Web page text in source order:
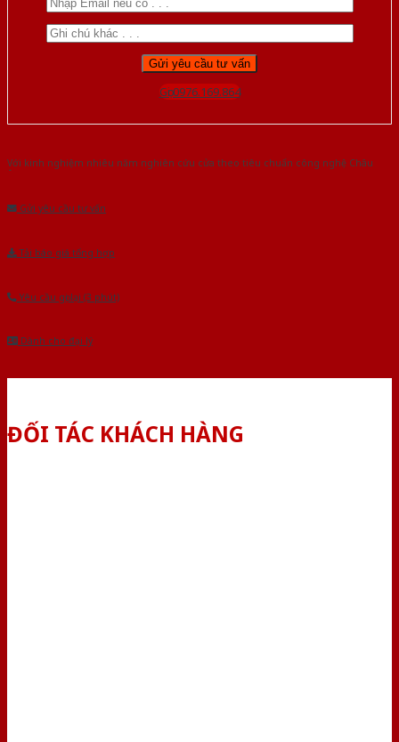
Gọi 0976.169.864
Với kinh nghiệm nhiêu năm nghiên cứu cửa theo tiêu chuẩn công nghệ Châu
Gửi yêu cầu tư vấn
Tải báo giá tổng hợp
Yêu cầu gọi lại (3 phút)
Dành cho đại lý
ĐỐI TÁC KHÁCH HÀNG